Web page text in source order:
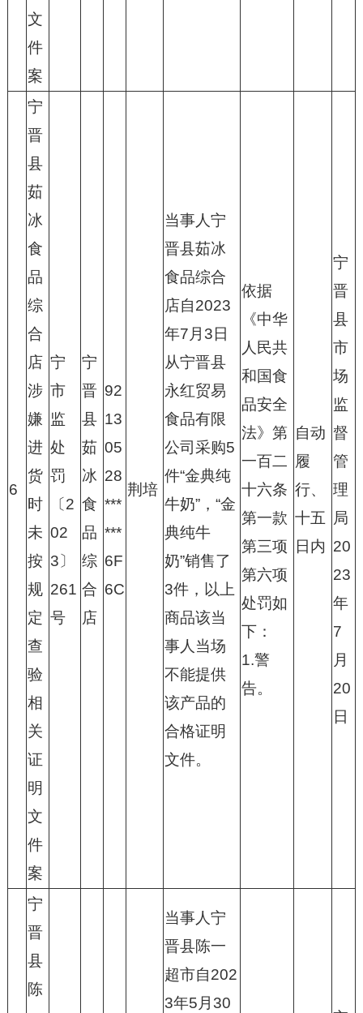
文
件
案
6
宁
晋
县
茹
冰
食
品
综
合
店
涉
嫌
进
货
时
未
按
规
定
查
验
相
关
证
明
文
件
案
宁
市
监
处
罚
〔2
02
3〕
261
号
宁
晋
县
茹
冰
食
品
综
合
店
92
13
05
28
***
***
6F
6C
荆培
当事人宁
晋县茹冰
食品综合
店自2023
年7月3日
从宁晋县
永红贸易
食品有限
公司采购5
件“金典纯
牛奶”，“金
典纯牛
奶”销售了
3件，以上
商品该当
事人当场
不能提供
该产品的
合格证明
文件。
依据
《中华
人民共
和国食
品安全
法》第
一百二
十六条
第一款
第三项
第六项
处罚如
下：
1.警
告。
自动
履
行、
十五
日内
宁
晋
县
市
场
监
督
管
理
局
20
23
年
7
月
20
日
宁
晋
县
陈
当事人宁
晋县陈一
超市自202
3年5月30